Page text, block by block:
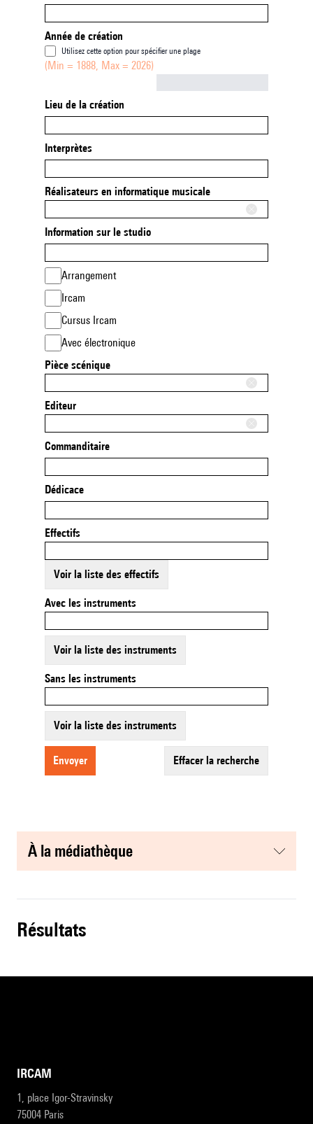
Année de création
Utilisez cette option pour spécifier une plage
(Min = 1888, Max = 2026)
Lieu de la création
Interprètes
Réalisateurs en informatique musicale
Information sur le studio
Arrangement
Ircam
Cursus Ircam
Avec électronique
Pièce scénique
Editeur
Commanditaire
Dédicace
Effectifs
Voir la liste des effectifs
Avec les instruments
Voir la liste des instruments
Sans les instruments
Voir la liste des instruments
envoyer effacer la recherche
à la médiathèque
résultats
IRCAM
1, place Igor-Stravinsky
75004 Paris